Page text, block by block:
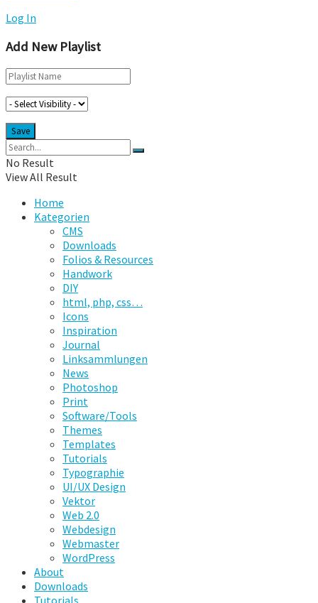
Log In
Add New Playlist
No Result
View All Result
Home
Kategorien
CMS
Downloads
Folios & Resources
Handwork
DIY
html, php, css…
Icons
Inspiration
Journal
Linksammlungen
News
Photoshop
Print
Software/Tools
Themes
Templates
Tutorials
Typographie
UI/UX Design
Vektor
Web 2.0
Webdesign
Webmaster
WordPress
About
Downloads
Tutorials